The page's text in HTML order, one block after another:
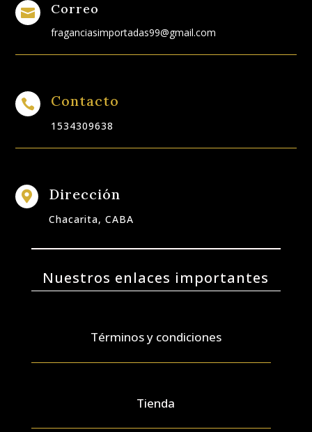
 Correo
fraganciasimportadas99@gmail.com
 Contacto
1534309638
 Dirección
Chacarita, CABA
Nuestros enlaces importantes
Términos y condiciones
Tienda